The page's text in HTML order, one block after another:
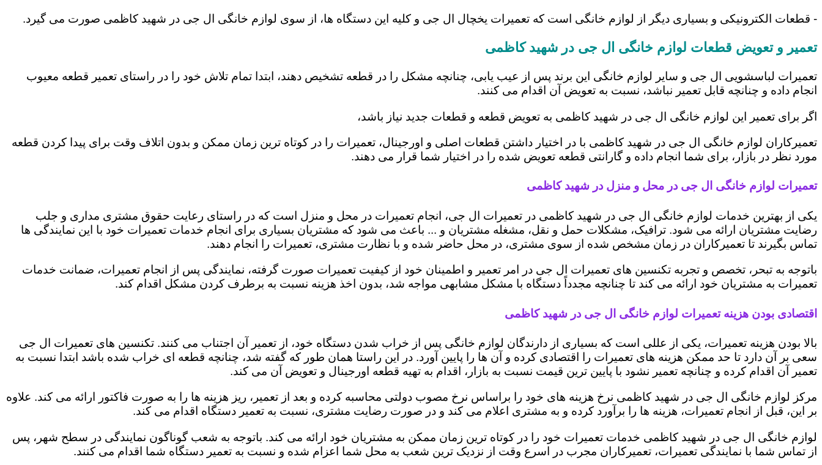
- قطعات الکترونیکی و بسیاری دیگر از لوازم خانگی است که تعمیرات یخچال ال جی و کلیه این دستگاه ها، از سوی لوازم خانگی ال جی در شهید کاظمی صورت می گیرد.
تعمیر و تعویض قطعات لوازم خانگی ال جی در شهید کاظمی
تعمیرات لباسشویی ال جی و سایر لوازم خانگی این برند پس از عیب یابی، چنانچه مشکل را در قطعه تشخیص دهند، ابتدا تمام تلاش خود را در راستای تعمیر قطعه معیوب
انجام داده و چنانچه قابل تعمیر نباشد، نسبت به تعویض آن اقدام می کنند.
اگر برای تعمیر این لوازم خانگی ال جی در شهید کاظمی به تعویض قطعه و قطعات جدید نیاز باشد،
تعمیرکاران لوازم خانگی ال جی در شهید کاظمی با در اختیار داشتن قطعات اصلی و اورجینال، تعمیرات را در کوتاه ترین زمان ممکن و بدون اتلاف وقت برای پیدا کردن قطعه
مورد نظر در بازار، برای شما انجام داده و گارانتی قطعه تعویض شده را در اختیار شما قرار می دهند.
تعمیرات لوازم خانگی ال جی در محل و منزل در شهید کاظمی
یکی از بهترین خدمات لوازم خانگی ال جی در شهید کاظمی در تعمیرات ال جی، انجام تعمیرات در محل و منزل است که در راستای رعایت حقوق مشتری مداری و جلب
رضایت مشتریان ارائه می شود. ترافیک، مشکلات حمل و نقل، مشغله مشتریان و ... باعث می شود که مشتریان بسیاری برای انجام خدمات تعمیرات خود با این نمایندگی ها
تماس بگیرند تا تعمیرکاران در زمان مشخص شده از سوی مشتری، در محل حاضر شده و با نظارت مشتری، تعمیرات را انجام دهند.
باتوجه به تبحر، تخصص و تجربه تکنسین های تعمیرات ال جی در امر تعمیر و اطمینان خود از کیفیت تعمیرات صورت گرفته، نمایندگی پس از انجام تعمیرات، ضمانت خدمات
تعمیرات به مشتریان خود ارائه می کند تا چنانچه مجدداً دستگاه با مشکل مشابهی مواجه شد، بدون اخذ هزینه نسبت به برطرف کردن مشکل اقدام کند.
اقتصادی بودن هزینه تعمیرات لوازم خانگی ال جی در شهید کاظمی
بالا بودن هزینه تعمیرات، یکی از عللی است که بسیاری از دارندگان لوازم خانگی پس از خراب شدن دستگاه خود، از تعمیر آن اجتناب می کنند. تکنسین های تعمیرات ال جی
سعی بر آن دارد تا حد ممکن هزینه های تعمیرات را اقتصادی کرده و آن ها را پایین آورد. در این راستا همان طور که گفته شد، چنانچه قطعه ای خراب شده باشد ابتدا نسبت به
تعمیر آن اقدام کرده و چنانچه تعمیر نشود با پایین ترین قیمت نسبت به بازار، اقدام به تهیه قطعه اورجینال و تعویض آن می کند.
مرکز لوازم خانگی ال جی در شهید کاظمی نرخ هزینه های خود را براساس نرخ مصوب دولتی محاسبه کرده و بعد از تعمیر، ریز هزینه ها را به صورت فاکتور ارائه می کند. علاوه
بر این، قبل از انجام تعمیرات، هزینه ها را برآورد کرده و به مشتری اعلام می کند و در صورت رضایت مشتری، نسبت به تعمیر دستگاه اقدام می کند.
لوازم خانگی ال جی در شهید کاظمی خدمات تعمیرات خود را در کوتاه ترین زمان ممکن به مشتریان خود ارائه می کند. باتوجه به شعب گوناگون نمایندگی در سطح شهر، پس
از تماس شما با نمایندگی تعمیرات، تعمیرکاران مجرب در اسرع وقت از نزدیک ترین شعب به محل شما اعزام شده و نسبت به تعمیر دستگاه شما اقدام می کنند.